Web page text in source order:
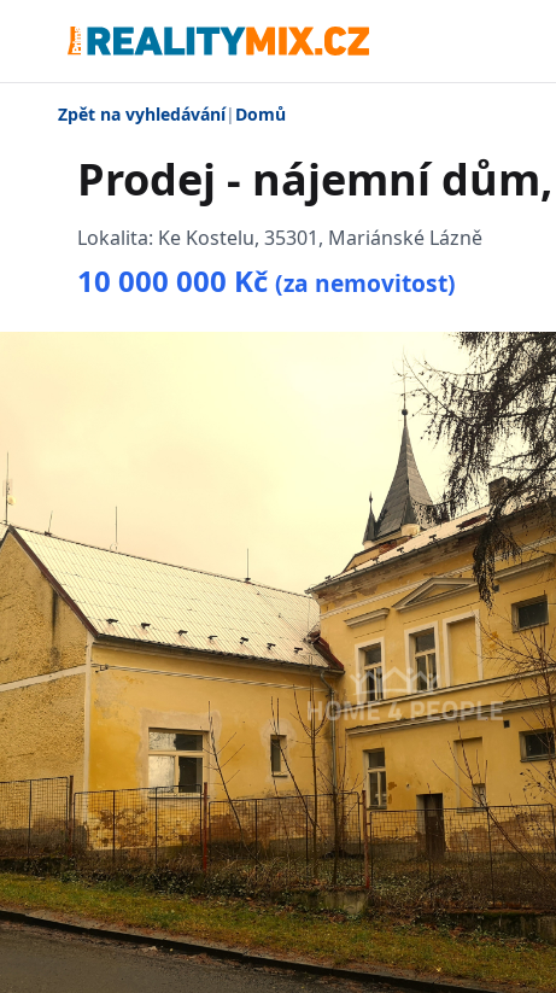
Zpět na vyhledávání| Domů
Prodej - nájemní
Lokalita: Ke Kostelu, 35301, Mariánské Lázně
10 000 000 Kč (za nemovitost)